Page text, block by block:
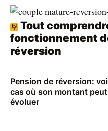
Tout
fonctionnement
réversion
Pension de réversion:
cas où son montant peut
évoluer